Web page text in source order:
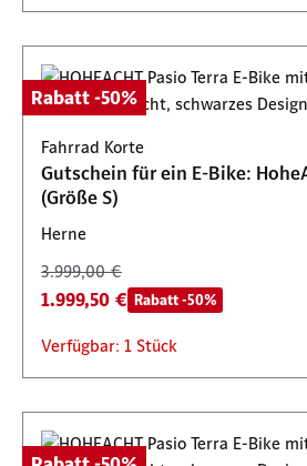
Rabatt -50%
Fahrrad Korte
Gutschein für ein E-Bike:
(Größe S)
Herne
3.999,00 €
1.999,50 € Rabatt -50%
Verfügbar: 1 Stück